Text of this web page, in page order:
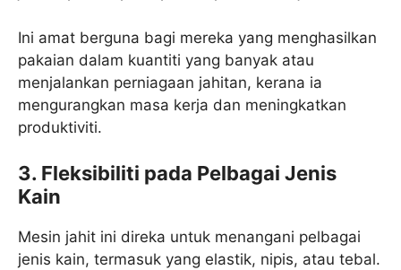
Ini amat berguna bagi mereka yang menghasilkan
pakaian dalam kuantiti yang banyak atau
menjalankan perniagaan jahitan, kerana ia
mengurangkan masa kerja dan meningkatkan
produktiviti.
3. Fleksibiliti pada Pelbagai Jenis
Kain
Mesin jahit ini direka untuk menangani pelbagai
jenis kain, termasuk yang elastik, nipis, atau tebal.